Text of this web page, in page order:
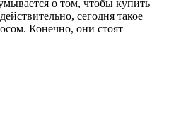
о том, чтобы купить
сегодня такое
Конечно, они стоят